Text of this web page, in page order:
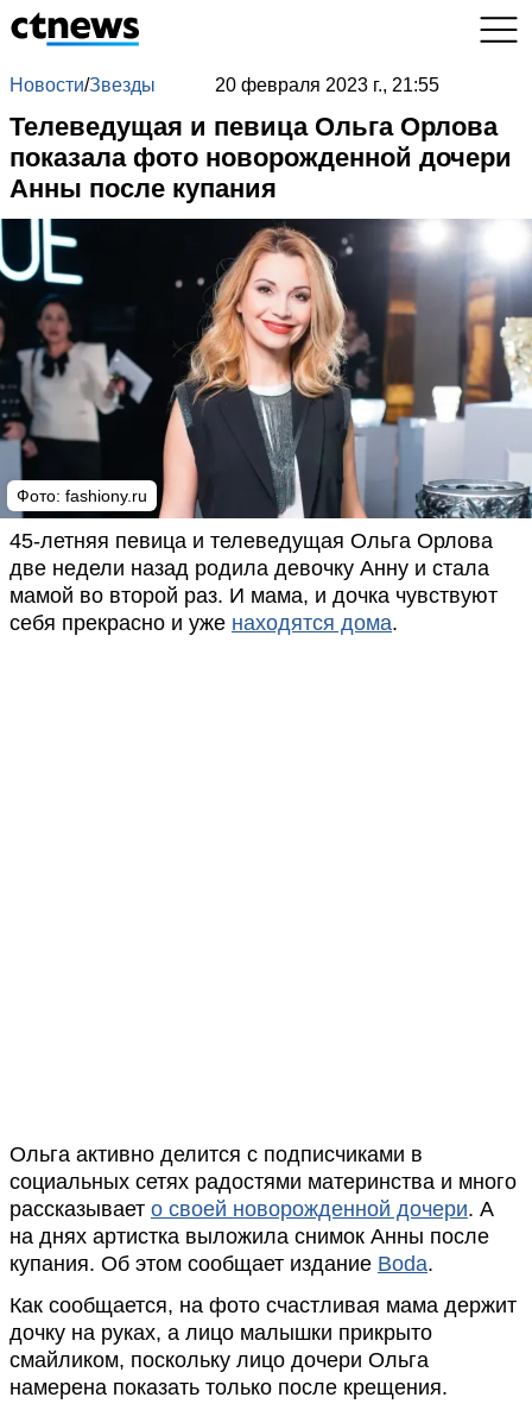
Новости/Звезды 20 февраля 2023 г., 21:55
Телеведущая и певица Ольга Орлова
показала фото новорожденной дочери
Анны после купания
Фото: fashiony.ru
45-летняя певица и телеведущая Ольга Орлова
две недели назад родила девочку Анну и стала
мамой во второй раз. И мама, и дочка чувствуют
себя прекрасно и уже находятся дома.
Ольга активно делится с подписчиками в
социальных сетях радостями материнства и много
рассказывает о своей новорожденной дочери. А
на днях артистка выложила снимок Анны после
купания. Об этом сообщает издание Boda.
Как сообщается, на фото счастливая мама держит
дочку на руках, а лицо малышки прикрыто
смайликом, поскольку лицо дочери Ольга
намерена показать только после крещения.